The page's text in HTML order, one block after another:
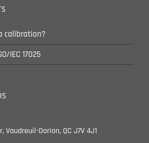
calibration?
IEC 17025
Vaudreuil-Dorion, QC J7V 4J1